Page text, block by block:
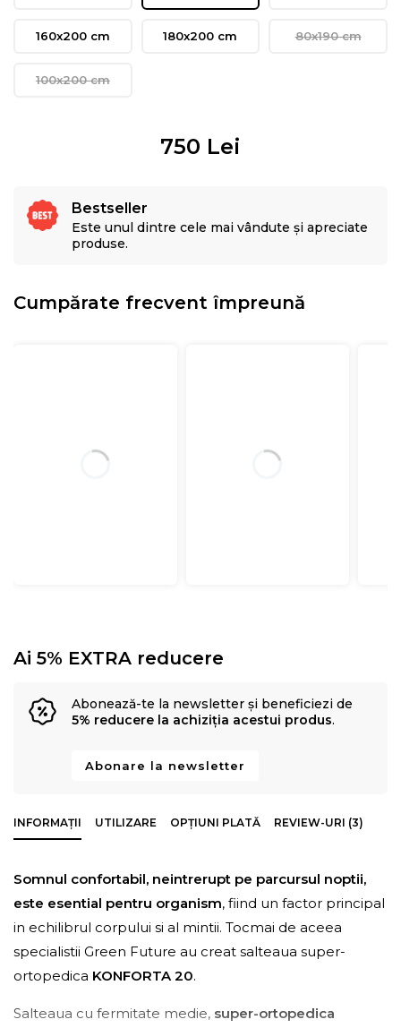
160x200 cm 180x200 cm 80x190 cm
100x200 cm
750 Lei
Bestseller
Este unul dintre cele mai vândute și apreciate
produse.
Cumpărate frecvent împreună
Ai 5% EXTRA reducere
Abonează-te la newsletter și beneficiezi de
5% reducere la achiziția acestui produs.
Abonare la newsletter
INFORMAȚII UTILIZARE OPȚIUNI PLATĂ REVIEW-URI (3)
Somnul confortabil, neintrerupt pe parcursul noptii,
este esential pentru organism, fiind un factor principal
in echilibrul corpului si al mintii. Tocmai de aceea
specialistii Green Future au creat salteaua super-
ortopedica KONFORTA 20.
Salteaua cu fermitate medie, super-ortopedica